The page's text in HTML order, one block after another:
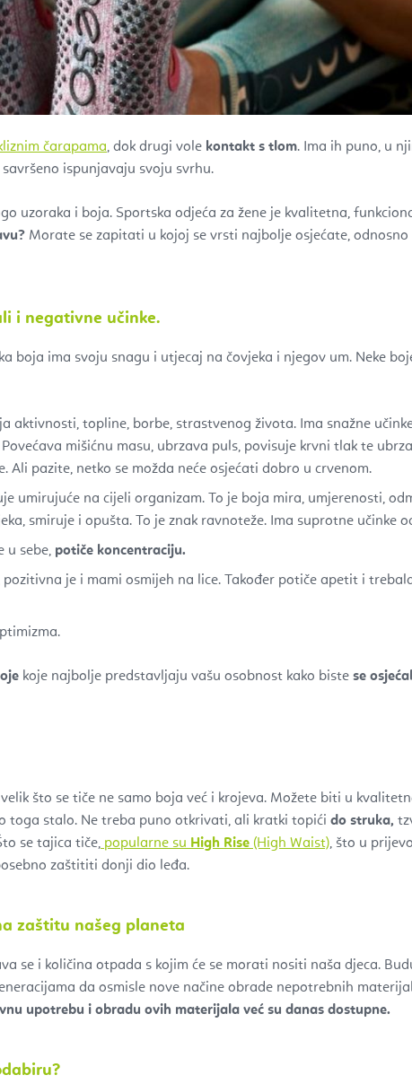
čarapama, dok drugi vole kontakt s tlom. Ima ih puno, u
ispunjavaju svoju svrhu.
uzoraka i boja. Sportska odjeća za žene je kvalitetna,
Morate se zapitati u kojoj se vrsti najbolje osjećate, odnosno
i negativne učinke.
boja ima svoju snagu i utjecaj na čovjeka i njegov um. Neke
aktivnosti, topline, borbe, strastvenog života. Ima snažne
mišićnu masu, ubrzava puls, povisuje krvni tlak te
Ali pazite, netko se možda neće osjećati dobro u crvenom.
umirujuće na cijeli organizam. To je boja mira, umjerenosti,
smiruje i opušta. To je znak ravnoteže. Ima suprotne učinke
u sebe, potiče koncentraciju.
je i mami osmijeh na lice. Također potiče apetit i
koje najbolje predstavljaju vašu osobnost kako biste se
što se tiče ne samo boja već i krojeva. Možete biti u
toga stalo. Ne treba puno otkrivati, ali kratki topići do struka,
se tajica tiče, popularne su High Rise (High Waist), što u
zaštititi donji dio leđa.
zaštitu našeg planeta
se i količina otpada s kojim će se morati nositi naša djeca.
da osmisle nove načine obrade nepotrebnih
upotrebu i obradu ovih materijala već su danas dostupne.